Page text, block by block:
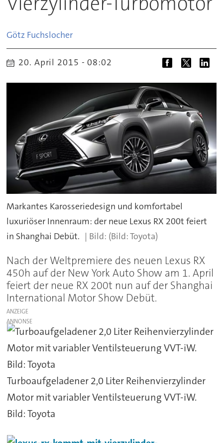
Götz Fuchslocher
20. April 2015 - 08:02
Markantes Karosseriedesign und komfortabel
luxuriöser Innenraum: der neue Lexus RX 200t feiert
in Shanghai Debüt.
(Bild: Toyota)
Nach der Weltpremiere des neuen Lexus RX
450h auf der New York Auto Show am 1. April
feiert der neue RX 200t nun auf der Shanghai
International Motor Show Debüt.
ANZEIGE
Turboaufgeladener 2,0 Liter Reihenvierzylinder
Motor mit variabler Ventilsteuerung VVT-iW.
Bild: Toyota